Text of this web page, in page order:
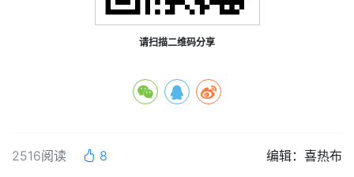
请扫描二维码分享
2516阅读 8 编辑：喜热布